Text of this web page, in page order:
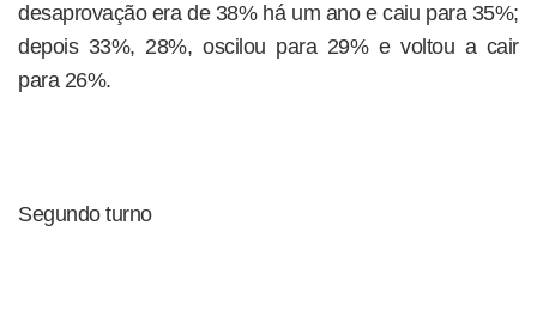
desaprovação era de 38% há um ano e caiu para 35%;
depois 33%, 28%, oscilou para 29% e voltou a cair
para 26%.
Segundo turno